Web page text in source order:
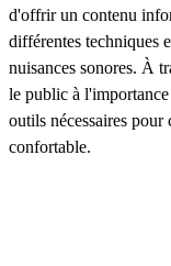
d'offrir un contenu
différentes techniques
nuisances sonores. À
le public à
outils nécessaires
confortable.